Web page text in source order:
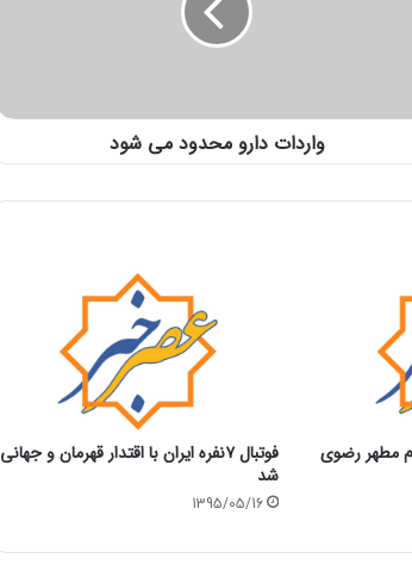
واردات دارو محدود می شود
مطهر رضوی
فوتبال ۷نفره ایران با اقتدار قهرمان و جهانی
شد
1395/05/16